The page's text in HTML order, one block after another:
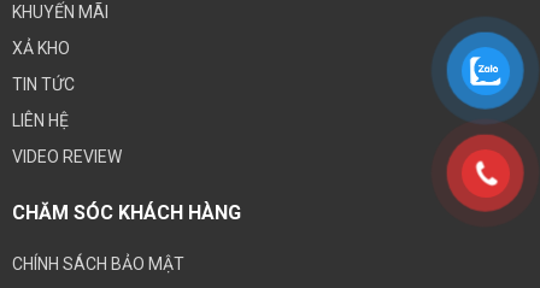
KHUYẾN MÃI
XẢ KHO
TIN TỨC
LIÊN HỆ
VIDEO REVIEW
CHĂM SÓC KHÁCH HÀNG
CHÍNH SÁCH BẢO MẬT